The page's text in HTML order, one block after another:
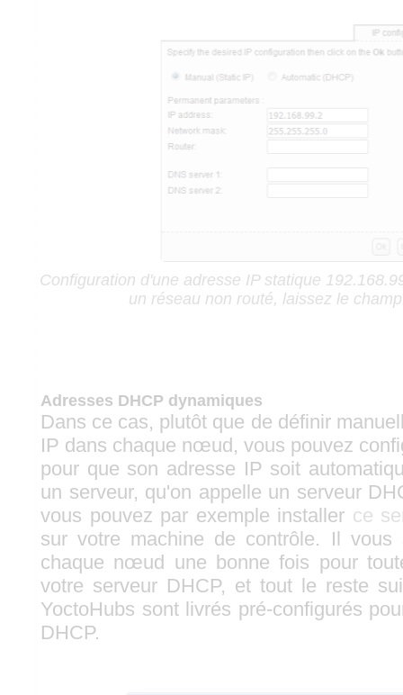
Configuration d'une adresse IP statique
un réseau non routé, laissez le
Adresses DHCP dynamiques
Dans ce cas, plutôt que de définir
IP dans chaque nœud, vous pouvez
pour que son adresse IP soit
un serveur, qu'on appelle un serveur
vous pouvez par exemple installer ce
sur votre machine de contrôle. Il vous
chaque nœud une bonne fois pour
votre serveur DHCP, et tout le reste
YoctoHubs sont livrés pré-configurés
DHCP.